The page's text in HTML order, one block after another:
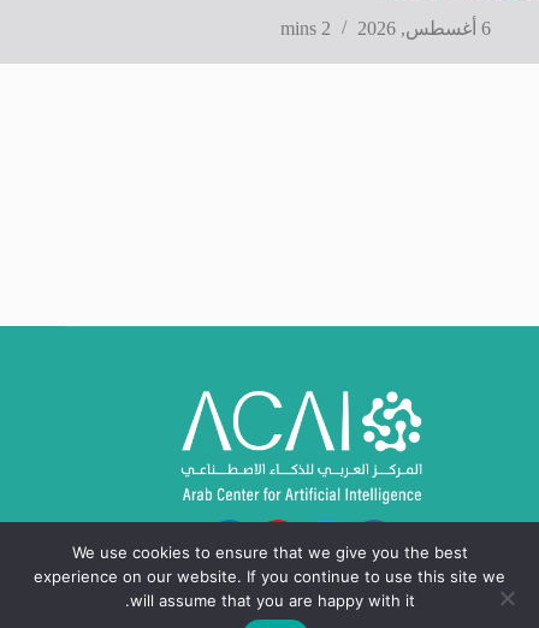
6 أغسطس, 2026
2 mins
We use cookies to ensure that we give you the best
experience on our website. If you continue to use this site we
will assume that you are happy with it.